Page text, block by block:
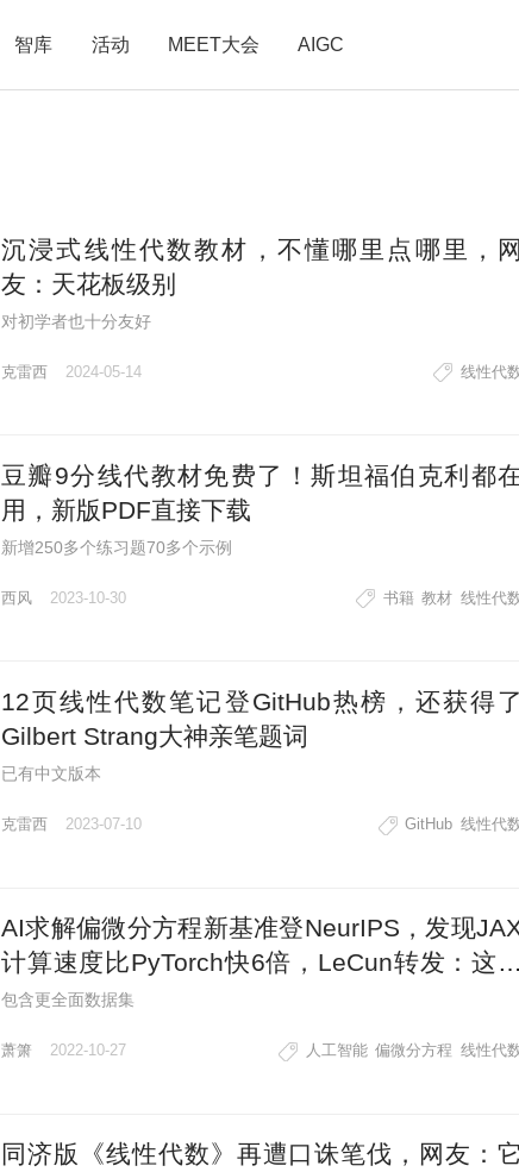
智库 活动 MEET大会 AIGC
沉浸式线性代数教材，不懂哪里点哪里，网
友：天花板级别
对初学者也十分友好
克雷西 2024-05-14 线性代
豆瓣9分线代教材免费了！斯坦福伯克利都
用，新版PDF直接下载
新增250多个练习题70多个示例
西风 2023-10-30 书籍 教材 线性代
12页线性代数笔记登GitHub热榜，还获得了
Gilbert Strang大神亲笔题词
已有中文版本
克雷西 2023-07-10 GitHub 线性代
AI求解偏微分方程新基准登NeurIPS，发现
计算速度比PyTorch快6倍，LeCun转发：这领
域确实很火
包含更全面数据集
萧箫 2022-10-27 人工智能 偏微分方程 线性代
同济版《线性代数》再遭口诛笔伐，网友：它